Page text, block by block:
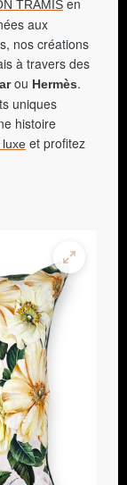
TRAMIS en
aux
nos créations
à travers des
ou Hermès.
uniques
histoire
luxe et profitez